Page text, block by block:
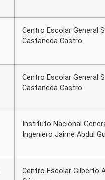
Centro Escolar General
Castaneda Castro
Centro Escolar General
Castaneda Castro
Instituto Nacional
Ingeniero Jaime Abdul
Centro Escolar Gilberto